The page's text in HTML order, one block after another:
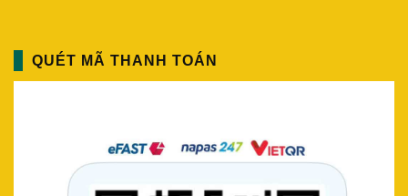
QUÉT MÃ THANH TOÁN